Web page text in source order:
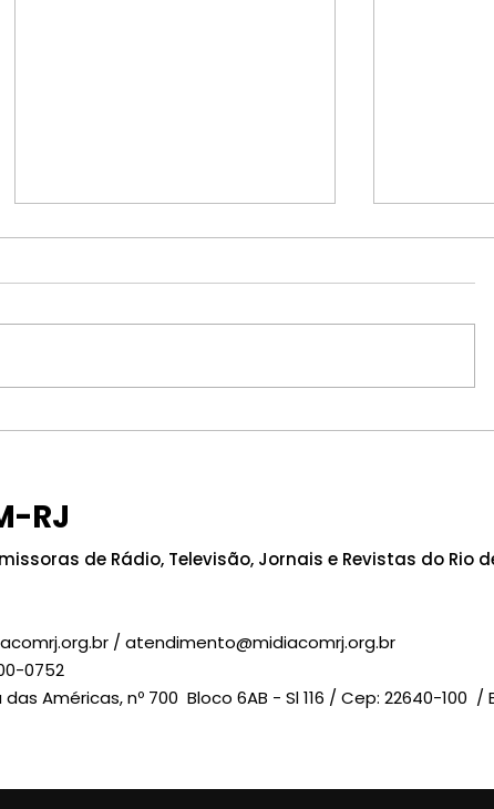
TRE-RJ reitera a
votação
de Rádio, Televisão, Jornais e Revistas do Rio
RJ
/ atendimento@midiacomrj.org.br
0752
das Américas, nº 700 Bloco 6AB - Sl 116 / Cep: 22640-100 /